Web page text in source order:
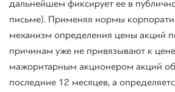
дальнейшем фиксирует ее в
письме). Применяя нормы
механизм определения цены акций
причинам уже не привязывают к
мажоритарным акционером акций
последние 12 месяцев, а